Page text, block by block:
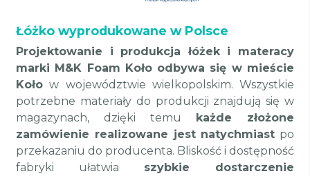
Łóżko wyprodukowane w Polsce
Projektowanie i produkcja łóżek i materacy
marki M&K Foam Koło odbywa się w mieście
Koło w województwie wielkopolskim. Wszystkie
potrzebne materiały do produkcji znajdują się w
magazynach, dzięki temu każde złożone
zamówienie realizowane jest natychmiast po
przekazaniu do producenta. Bliskość i dostępność
fabryki ułatwia szybkie dostarczenie